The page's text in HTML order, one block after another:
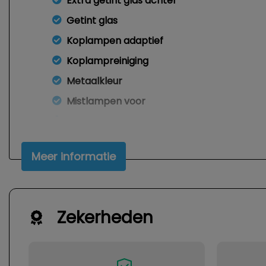
Getint glas
Koplampen adaptief
Koplampreiniging
Metaalkleur
Mistlampen voor
Ruitensproeiers/wisserbladen
Sportonderstel
Meer informatie
Zekerheden